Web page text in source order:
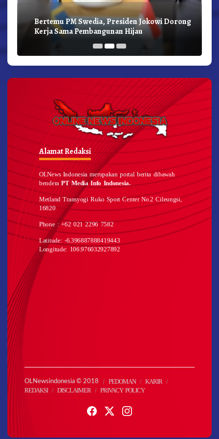
Bertemu PM Swedia, Presiden Jokowi Dorong
Kerja Sama Pembangunan Hijau
Alamat Redaksi
OLNews Indonesia merupakan portal berita dibawah
benderaPT Media Info Indonesia.
Metland Transyogi Ruko Sport Center No.2 Cileungsi,
16820
Phone : +62 021 2296 7582
Latitude: -6.396887888419443
Longitude: 106.976032927892
OLNewsindonesia © 2018 PEDOMAN
KARIR
REDAKSI
DISCLAIMER PRIVACY POLICY